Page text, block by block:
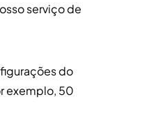
serviço de
do
exemplo, 50